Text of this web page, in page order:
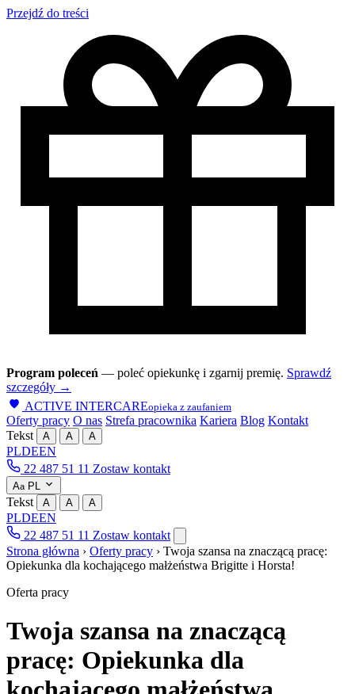
Przejdź do treści
Program poleceń — poleć opiekunkę i zgarnij premię. Sprawdź
szczegóły →
ACTIVE INTERCAREopieka z zaufaniem
Oferty pracy O nas Strefa pracownika Kariera Blog Kontakt
Tekst
A A A
PLDEEN
22 487 51 11 Zostaw kontakt
Aa PL
Tekst A A A
PLDEEN
22 487 51 11 Zostaw kontakt
Strona główna › Oferty pracy › Twoja szansa na znaczącą pracę:
Opiekunka dla kochającego małżeństwa Brigitte i Horsta!
Oferta pracy
Twoja szansa na znaczącą
pracę: Opiekunka dla